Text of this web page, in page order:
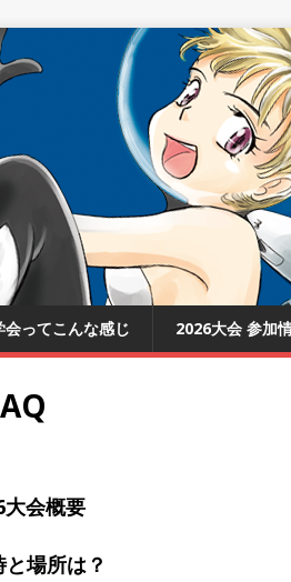
会ってこんな感じ 2026大会 参加
大会概要
場所は？